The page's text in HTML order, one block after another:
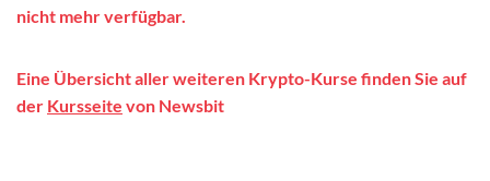
nicht mehr verfügbar.
Eine Übersicht aller weiteren Krypto-Kurse finden Sie auf
der Kursseite von Newsbit